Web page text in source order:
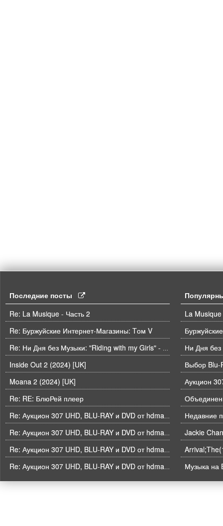
Последние посты
Re: La Musique - Часть 2
Re: Буржуйские Интернет-Магазины: Tом V
Inside Out 2 (2024) [UK]
Moana 2 (2024) [UK]
Re: RE: БлюРей плеер
La
Ни Дня
Выбор Blu-
Недавние
Музыка на